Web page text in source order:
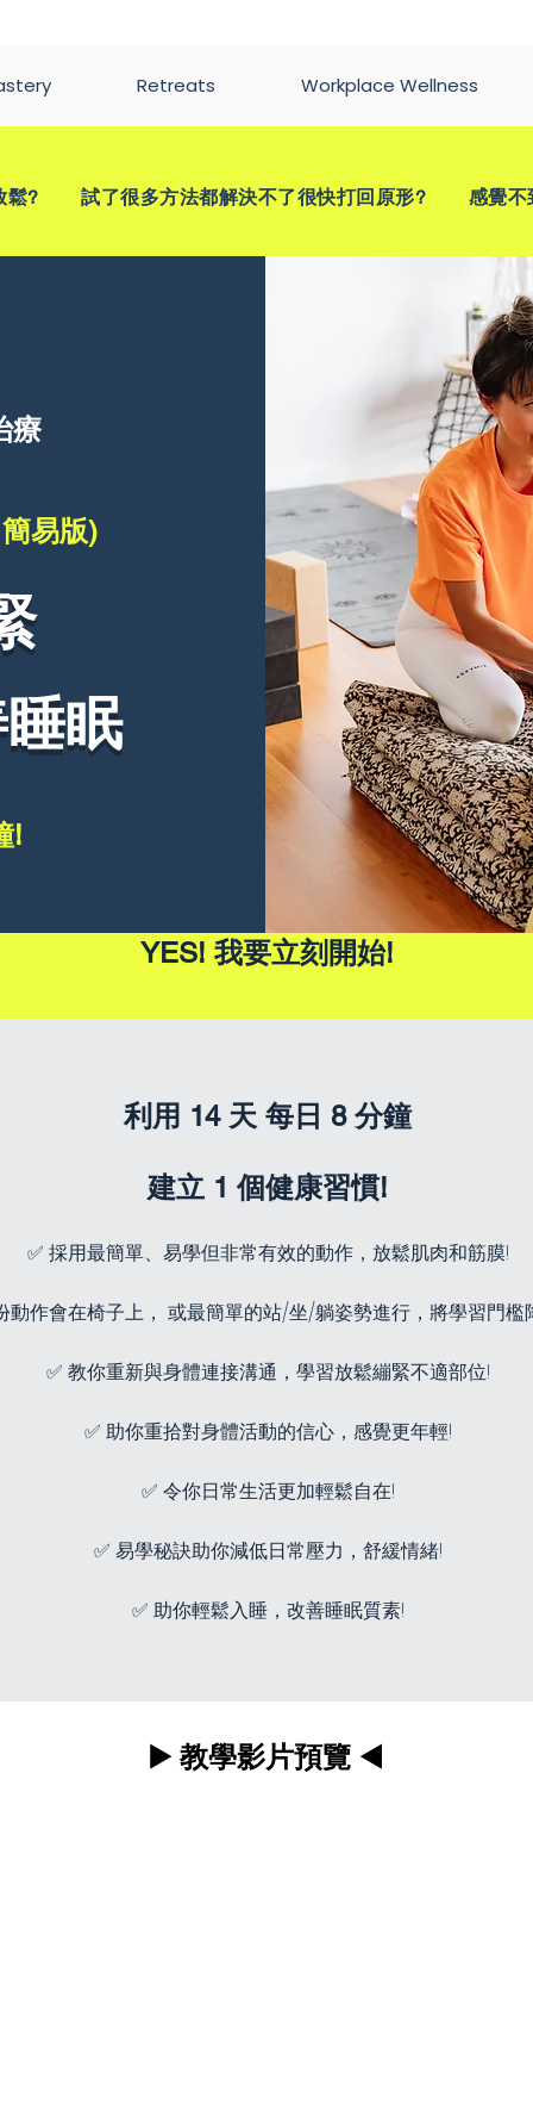
Retreats Workplace Wellness
? 試了很多方法都解決不了很快打回原形? 感覺不
療
易版)
眠
!
YES! 我要立刻開始!
利用 14 天 每日 8 分鐘
建立 1 個健康習慣!
✅ 採用最簡單、易學但非常有效的動作，放鬆肌肉和筋膜!
動作會在椅子上， 或最簡單的站/坐/躺姿勢進行，將學習門檻
✅ 教你重新與身體連接溝通，學習放鬆繃緊不適部位!
✅ 助你重拾對身體活動的信心，感覺更年輕!
✅ 令你日常生活更加輕鬆自在!
✅ 易學秘訣助你減低日常壓力，舒緩情緒!
✅ 助你輕鬆入睡，改善睡眠質素!
▶️ 教學影片預覽 ◀️